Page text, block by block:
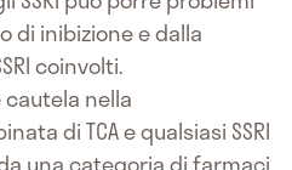
di inibizione e dalla
coinvolti.
nella
di TCA e qualsiasi SSRI